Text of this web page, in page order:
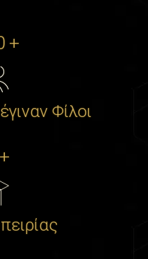
+
Φίλοι